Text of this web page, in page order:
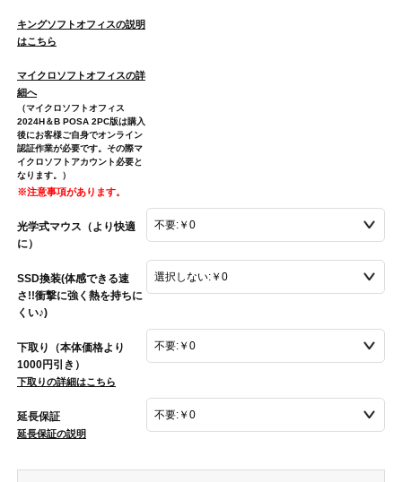
キングソフトオフィスの説明
はこちら
マイクロソフトオフィスの詳
細へ
（マイクロソフトオフィス
2024H＆B POSA 2PC版は購入
後にお客様ご自身でオンライン
認証作業が必要です。その際マ
イクロソフトアカウント必要と
なります。）
※注意事項があります。
光学式マウス（より快適
に）
SSD換装(体感できる速
さ!!衝撃に強く熱を持ちに
くい♪)
下取り（本体価格より
1000円引き）
下取りの詳細はこちら
延長保証
延長保証の説明